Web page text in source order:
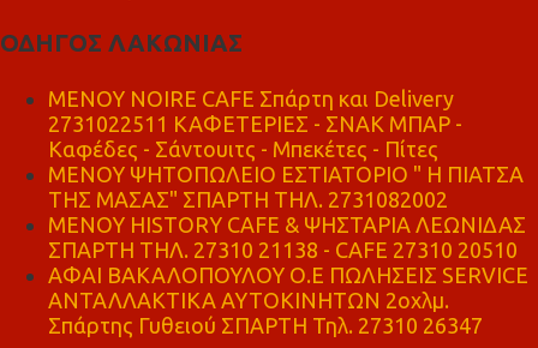
ΟΔΗΓΟΣ ΛΑΚΩΝΙΑΣ
MENOY NOIRE CAFE Σπάρτη και Delivery
2731022511 ΚΑΦΕΤΕΡΙΕΣ - ΣΝΑΚ ΜΠΑΡ -
Καφέδες - Σάντουιτς - Μπεκέτες - Πίτες
ΜΕΝΟΥ ΨΗΤΟΠΩΛΕΙΟ ΕΣΤΙΑΤΟΡΙΟ " Η ΠΙΑΤΣΑ
ΤΗΣ ΜΑΣΑΣ" ΣΠΑΡΤΗ ΤΗΛ. 2731082002
ΜΕΝΟΥ HISTORY CAFE & ΨΗΣΤΑΡΙΑ ΛΕΩΝΙΔΑΣ
ΣΠΑΡΤΗ ΤΗΛ. 27310 21138 - CAFE 27310 20510
ΑΦΑΙ ΒΑΚΑΛΟΠΟΥΛΟΥ Ο.Ε ΠΩΛΗΣΕΙΣ SERVICE
ΑΝΤΑΛΛΑΚΤΙΚΑ ΑΥΤΟΚΙΝΗΤΩΝ 2οχλμ.
Σπάρτης Γυθειού ΣΠΑΡΤΗ Τηλ. 27310 26347